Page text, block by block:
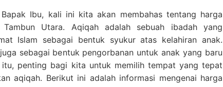
Bapak Ibu, kali ini kita akan membahas tentang harga
Utara. Aqiqah adalah sebuah ibadah yang
Islam sebagai bentuk syukur atas kelahiran anak.
sebagai bentuk pengorbanan untuk anak yang baru
itu, penting bagi kita untuk memilih tempat yang tepat
aqiqah. Berikut ini adalah informasi mengenai harga